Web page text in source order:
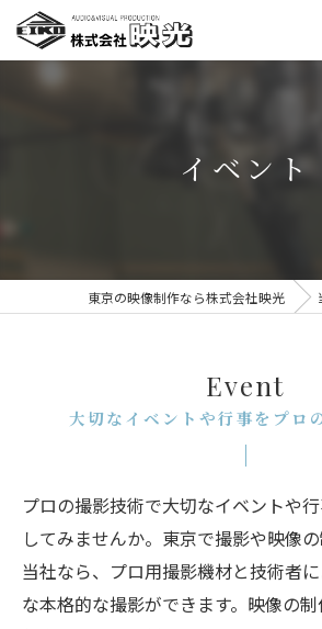
イベント
東京の映像制作なら株式会社映光
大切なイベントや行事をプロ
Event
プロの撮影技術で大切なイベントや
してみませんか。東京で撮影や映像
当社なら、プロ用撮影機材と技術者
な本格的な撮影ができます。映像の